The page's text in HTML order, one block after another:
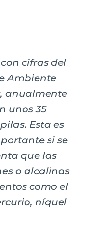
cifras del
Ambiente
anualmente
unos 35
Esta es
si se
que las
o alcalinas
como el
níquel